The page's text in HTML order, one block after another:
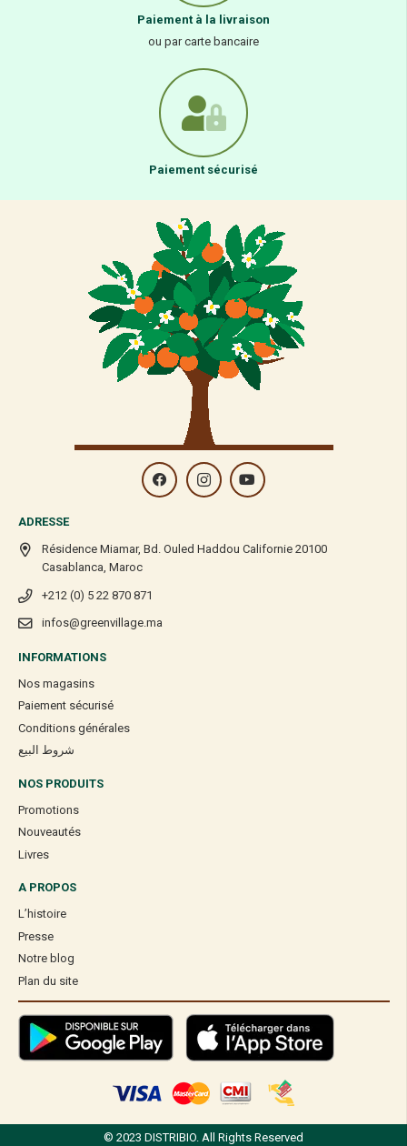
Paiement à la livraison
ou par carte bancaire
Paiement sécurisé
ADRESSE
Résidence Miamar, Bd. Ouled Haddou Californie 20100
Casablanca, Maroc
+212 (0) 5 22 870 871
infos@greenvillage.ma
INFORMATIONS
Nos magasins
Paiement sécurisé
Conditions générales
شروط البيع
NOS PRODUITS
Promotions
Nouveautés
Livres
A PROPOS
L’histoire
Presse
Notre blog
Plan du site
© 2023 DISTRIBIO. All Rights Reserved